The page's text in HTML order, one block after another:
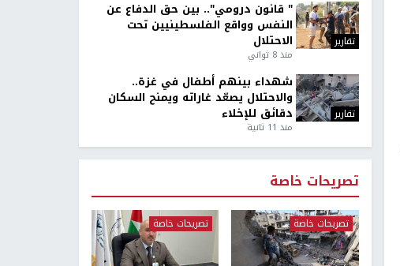
تقارير
" قانون درومي".. بين حق الدفاع عن
النفس وواقع الفلسطينيين تحت
الاحتلال
منذ 8 ثواني
تقارير
شهداء بينهم أطفال في غزة..
والاحتلال يصعّد غاراته ويمنح السكان
دقائق للإخلاء
منذ 11 ثانية
تصريحات خاصة
تصريحات خاصة تصريحات خاصة